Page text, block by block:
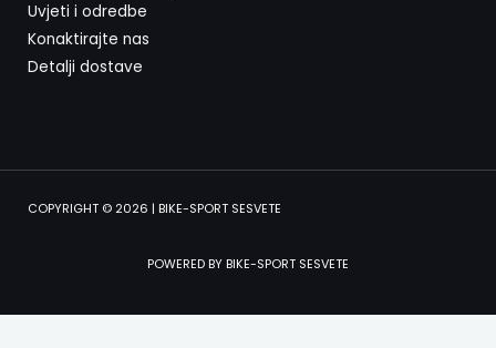
Uvjeti i odredbe
Konaktirajte nas
Detalji dostave
COPYRIGHT © 2026 | BIKE-SPORT SESVETE
POWERED BY BIKE-SPORT SESVETE